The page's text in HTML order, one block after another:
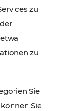
zu
zu
Sie
Sie